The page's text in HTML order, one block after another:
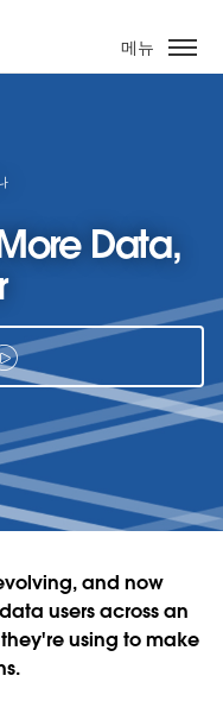
메뉴
Data,
and now
users across an
using to make